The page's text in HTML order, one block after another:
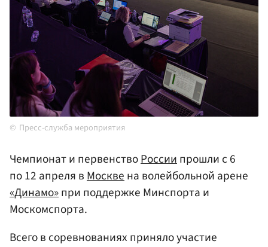
Пресс-служба мероприятия
Чемпионат и первенствоРоссиипрошли с 6
по 12 апреля вМосквена волейбольной арене
«Динамо»при поддержке Минспорта и
Москомспорта.
Всего в соревнованиях приняло участие